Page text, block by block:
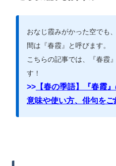
おなじ霞みがかった空でも
間は『春霞』と呼びます。
こちらの記事では、『春霞
す！
>> 【春の季語】『春霞
意味や使い方、俳句をご